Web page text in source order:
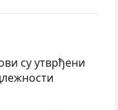
су утврђени